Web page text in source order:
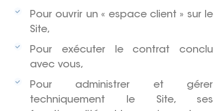
Pour ouvrir un « espace client » sur le
Site,
Pour exécuter le contrat conclu
avec vous,
Pour administrer et gérer
techniquement le Site, ses